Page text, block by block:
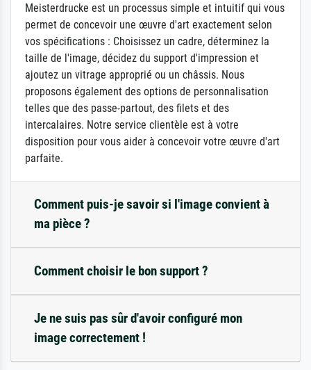
Meisterdrucke est un processus simple et intuitif qui vous
permet de concevoir une œuvre d'art exactement selon
vos spécifications : Choisissez un cadre, déterminez la
taille de l'image, décidez du support d'impression et
ajoutez un vitrage approprié ou un châssis. Nous
proposons également des options de personnalisation
telles que des passe-partout, des filets et des
intercalaires. Notre service clientèle est à votre
disposition pour vous aider à concevoir votre œuvre d'art
parfaite.
Comment puis-je savoir si l'image convient à
ma pièce ?
Comment choisir le bon support ?
Je ne suis pas sûr d'avoir configuré mon
image correctement !